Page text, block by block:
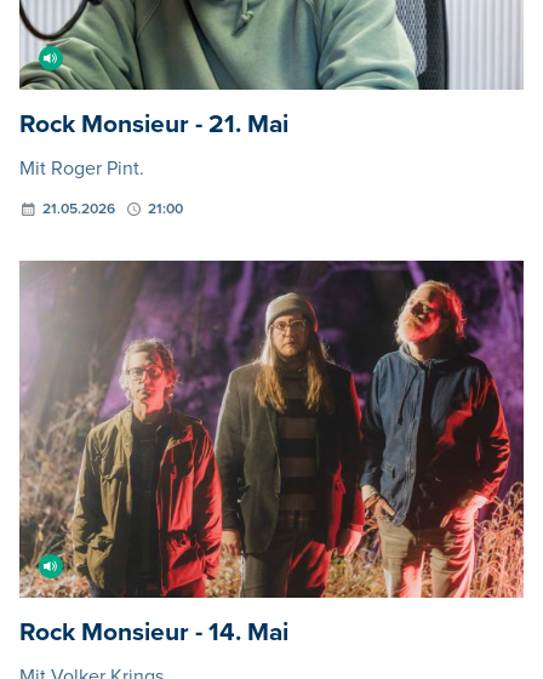
Rock Monsieur - 21. Mai
Mit Roger Pint.
21.05.2026 21:00
Rock Monsieur - 14. Mai